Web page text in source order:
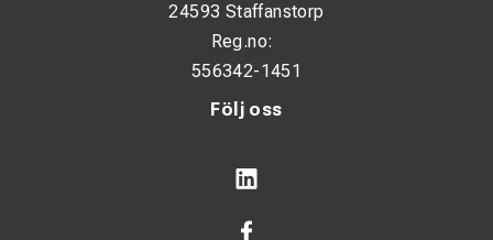
Följ oss
24593 Staffanstorp
Reg.no:
556342-1451